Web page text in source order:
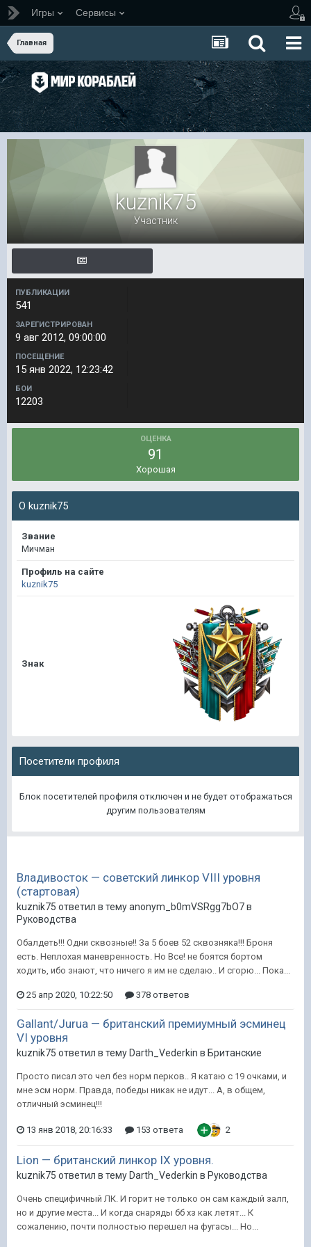
Игры Сервисы
Главная
kuznik75
Участник
ПУБЛИКАЦИИ
541
ЗАРЕГИСТРИРОВАН
9 авг 2012, 09:00:00
ПОСЕЩЕНИЕ
15 янв 2022, 12:23:42
БОИ
12203
ОЦЕНКА
91
Хорошая
О kuznik75
Звание
Мичман
Профиль на сайте
kuznik75
Знак
Посетители профиля
Блок посетителей профиля отключен и не будет отображаться
другим пользователям
Владивосток — советский линкор VIII уровня
(стартовая)
kuznik75 ответил в тему anonym_b0mVSRgg7bO7 в
Руководства
Обалдеть!!! Одни сквозные!! За 5 боев 52 сквозняка!!! Броня
есть. Неплохая маневренность. Но Все! не боятся бортом
ходить, ибо знают, что ничего я им не сделаю.. И сгорю... Пока...
25 апр 2020, 10:22:50 378 ответов
Gallant/Jurua — британский премиумный эсминец
VI уровня
kuznik75 ответил в тему Darth_Vederkin в Британские
Просто писал это чел без норм перков.. Я катаю с 19 очками, и
мне эсм норм. Правда, победы никак не идут... А, в общем,
отличный эсминец!!!
13 янв 2018, 20:16:33 153 ответа 2
Lion — британский линкор IX уровня.
kuznik75 ответил в тему Darth_Vederkin в Руководства
Очень специфичный ЛК. И горит не только он сам каждый залп,
но и другие места... И когда снаряды бб хз как летят... К
сожалению, почти полностью перешел на фугасы... Но...